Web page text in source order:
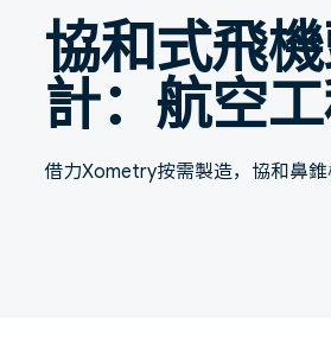
協和式飛
計：航空
借力Xometry按需製造，協和鼻錐